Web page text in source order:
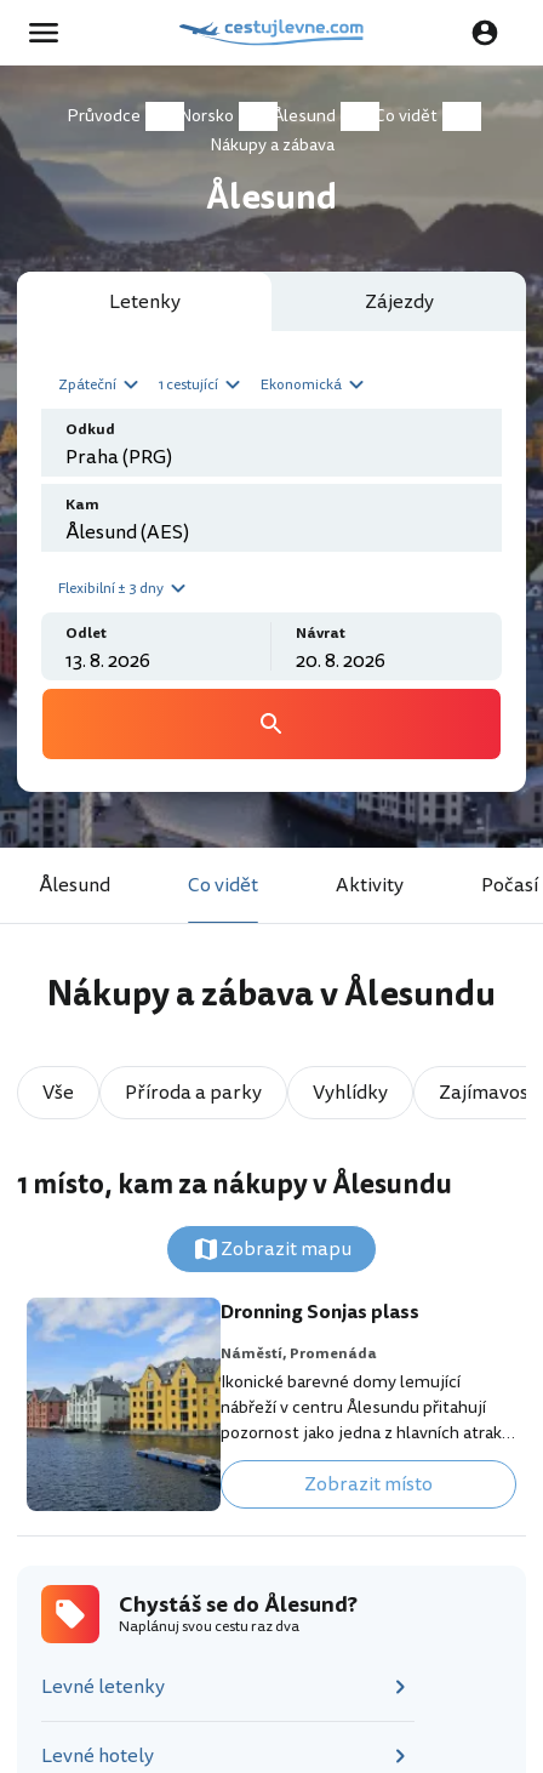
Průvodce Norsko Ålesund
Co vidět
Nákupy a zábava
Ålesund
Letenky Zájezdy
Zpáteční 1 cestující Ekonomická
Odkud
Kam
Flexibilní ± 3 dny
Odlet Návrat
Ålesund Co vidět Aktivity Počasí
Nákupy a zábava v Ålesundu
Vše Příroda a parky Vyhlídky
1 místo, kam za nákupy v Ålesundu
Zobrazit mapu
Dronning Sonjas plass
Náměstí, Promenáda
Ikonické barevné domy lemující
nábřeží v centru Ålesundu přitahují
pozornost jako jedna z hlavních atrakcí
města. Nejlepší výhled na tyto
barevné domy u vody se naskytne z
náměstí Dronning Sonjas plass na
protějším břehu. [btn "Rezervuj
https://www.booking.com/city/no/ale
sund.cs.html?aid=355333;label=p-
alesund-dronning] Na náměstí najdete
překrásný výhled na celý
Zobrazit místo
Chystáš se do Ålesund?
Naplánuj svou cestu raz dva
Levné letenky
Levné hotely